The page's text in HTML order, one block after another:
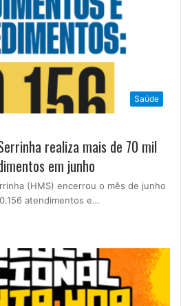
Saúde
realiza mais de 70 mil
em junho
(HMS) encerrou o mês de junho
atendimentos e…